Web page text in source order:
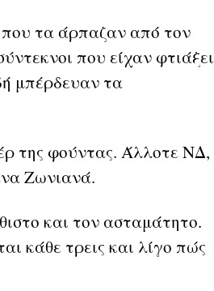
που τα άρπαζαν από τον
που είχαν φτιάξει
μπέρδευαν τα
της φούντας. Άλλοτε ΝΔ,
Ζωνιανά.
και τον ασταμάτητο.
κάθε τρεις και λίγο πώς